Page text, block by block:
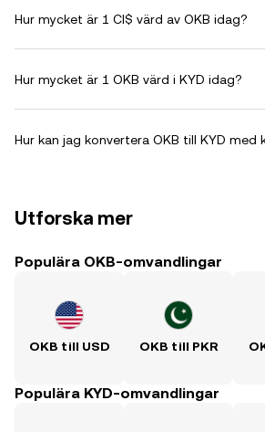
Hur mycket är 1 CI$ värd av OKB idag?
Hur mycket är 1 OKB värd i KYD idag?
Hur kan jag konvertera OKB till KYD med
Utforska mer
Populära OKB-omvandlingar
OKB till USD OKB till PKR
Populära KYD-omvandlingar